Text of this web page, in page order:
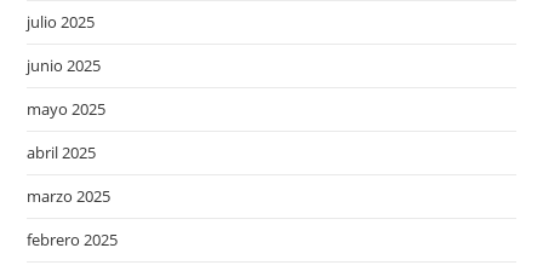
julio 2025
junio 2025
mayo 2025
abril 2025
marzo 2025
febrero 2025